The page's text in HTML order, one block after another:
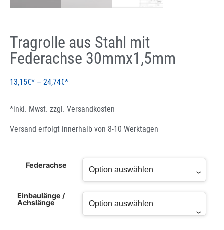
Tragrolle aus Stahl mit
Federachse 30mmx1,5mm
13,15€ – 24,74€
*inkl. Mwst. zzgl. Versandkosten
Versand erfolgt innerhalb von 8-10 Werktagen
Federachse
Einbaulänge /
Achslänge